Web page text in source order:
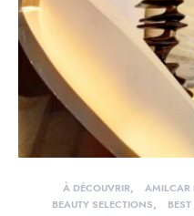
À DÉCOUVRIR AMILCAR
BEAUTY SELECTIONS